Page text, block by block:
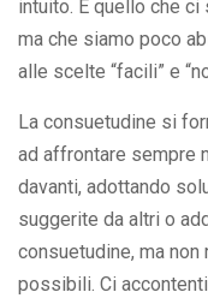
intuito. È quello che
ma che siamo poco
alle scelte “facili” e
La consuetudine si
ad affrontare sempre
davanti, adottando
suggerite da altri o
consuetudine, ma
possibili. Ci